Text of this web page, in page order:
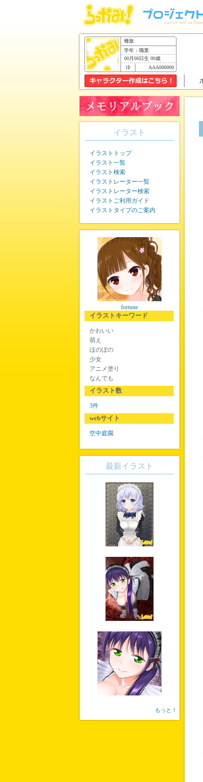
種族
学年：職業
00月00日生 00歳
AAA000000
イラスト
イラストトップ
イラスト一覧
イラスト検索
イラストレーター一覧
イラストレーター検索
イラストご利用ガイド
イラストタイプのご案内
fortune
イラストキーワード
かわいい
萌え
ほのぼの
少女
アニメ塗り
なんでも
イラスト数
3件
webサイト
空中庭園
最新イラスト
もっと！